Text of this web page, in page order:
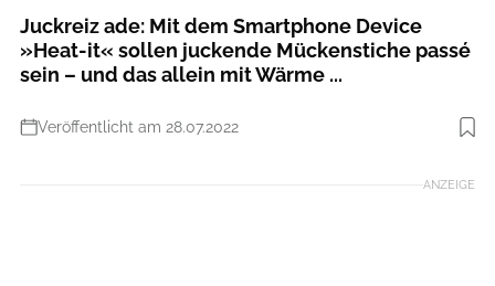
Juckreiz ade: Mit dem Smartphone Device
»Heat-it« sollen juckende Mückenstiche passé
sein – und das allein mit Wärme ...
Veröffentlicht am 28.07.2022
Foto: heatit.de
ANZEIGE